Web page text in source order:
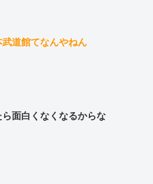
道館てなんやねん
面白くなくなるからな